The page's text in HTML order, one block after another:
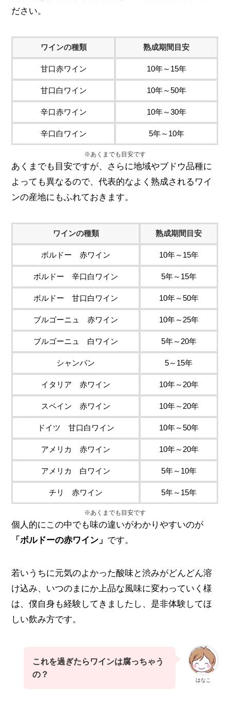
ださい。
ワインの種類 熟成期間目安
甘口赤ワイン 10年～15年
甘口白ワイン 10年～50年
辛口赤ワイン 10年～30年
辛口白ワイン 5年～10年
※あくまでも目安です
あくまでも目安ですが、さらに地域やブドウ品種に
よっても異なるので、代表的なよく熟成されるワイ
ンの産地にもふれておきます。
ワインの種類 熟成期間目安
ボルドー 赤ワイン 10年～15年
ボルドー 辛口白ワイン 5年～15年
ボルドー 甘口白ワイン 10年～50年
ブルゴーニュ 赤ワイン 10年～25年
ブルゴーニュ 白ワイン 5年～20年
シャンパン 5～15年
イタリア 赤ワイン 10年～20年
スペイン 赤ワイン 10年～20年
ドイツ 甘口白ワイン 10年～50年
アメリカ 赤ワイン 10年～20年
アメリカ 白ワイン 5年～10年
チリ 赤ワイン 5年～15年
※あくまでも目安です
個人的にこの中でも味の違いがわかりやすいのが
「ボルドーの赤ワイン」 です。
若いうちに元気のよかった酸味と渋みがどんどん溶
け込み、いつのまにか上品な風味に変わっていく様
は、僕自身も経験してきましたし、是非体験してほ
しい飲み方です。
はなこ
これを過ぎたらワインは腐っちゃう
の？